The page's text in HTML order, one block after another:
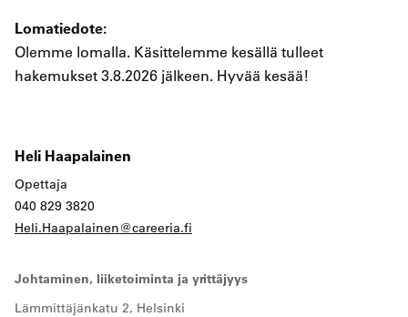
Lomatiedote:
Olemme lomalla. Käsittelemme kesällä tulleet
hakemukset 3.8.2026 jälkeen. Hyvää kesää!
Heli Haapalainen
Opettaja
040 829 3820
Heli.Haapalainen@careeria.fi
Johtaminen, liiketoiminta ja yrittäjyys
Lämmittäjänkatu 2, Helsinki